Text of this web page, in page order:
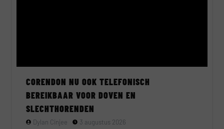
CORENDON NU OOK TELEFONISCH
BEREIKBAAR VOOR DOVEN EN
SLECHTHORENDEN
Dylan Cinjee 3 augustus 2026